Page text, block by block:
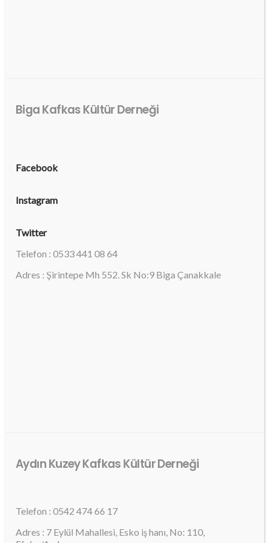
Biga Kafkas Kültür Derneği
Facebook
Instagram
Twitter
Telefon : 0533 441 08 64
Adres : Şirintepe Mh 552. Sk No:9 Biga Çanakkale
Aydın Kuzey Kafkas Kültür Derneği
Telefon : 0542 474 66 17
Adres : 7 Eylül Mahallesi, Esko iş hanı, No: 110,